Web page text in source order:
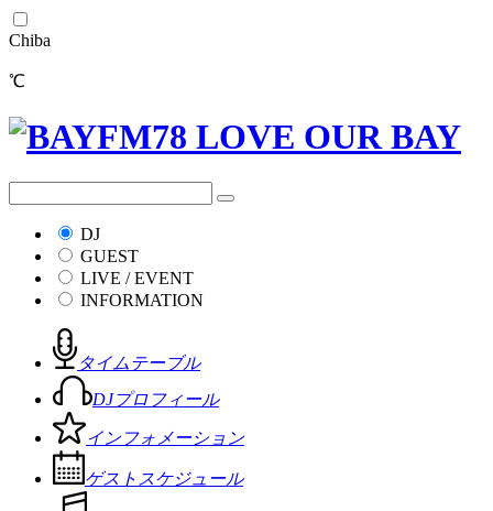
Chiba
℃
DJ
GUEST
LIVE / EVENT
INFORMATION
タイムテーブル
DJプロフィール
インフォメーション
ゲストスケジュール